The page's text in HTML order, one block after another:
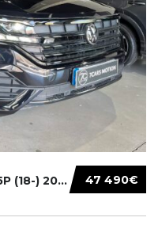
47 490€
VOLKSWAGEN TOUAREG (CR) 5P (18-) 2021...